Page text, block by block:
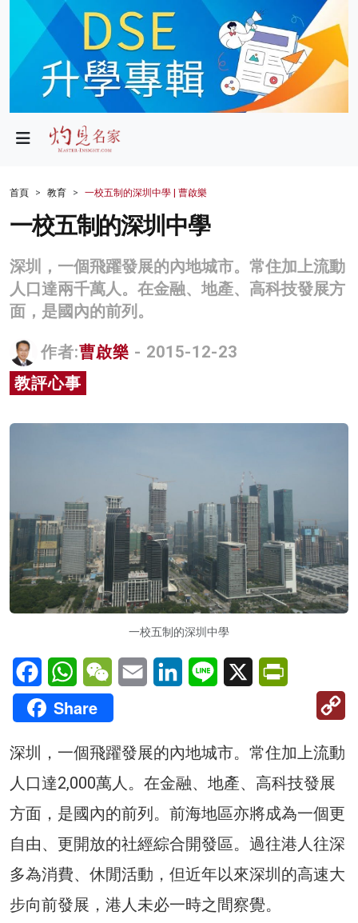
政局
財經
生活
商業
科技
影片
名家榜
首頁 教育 一校五制的深圳中學 | 曹啟樂
一校五制的深圳中學
深圳，一個飛躍發展的內地城市。常住加上流動
人口達兩千萬人。在金融、地產、高科技發展方
面，是國內的前列。
作者:曹啟樂 - 2015-12-23
教評心事
一校五制的深圳中學
FacebookWhatsAppWeChatEmail LinkedInLine X
Share
深圳，一個飛躍發展的內地城市。常住加上流動
人口達2,000萬人。在金融、地產、高科技發展
方面，是國內的前列。前海地區亦將成為一個更
自由、更開放的社經綜合開發區。過往港人往深
多為消費、休閒活動，但近年以來深圳的高速大
步向前發展，港人未必一時之間察覺。